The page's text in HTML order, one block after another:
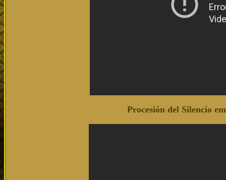
Procesión del Silencio